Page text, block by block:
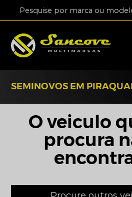
SEMINOVOS EM
O veiculo
procura